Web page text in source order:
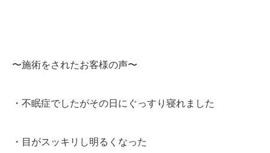
〜施術をされたお客様の声〜
・不眠症でしたがその日にぐっすり寝れました
・目がスッキリし明るくなった